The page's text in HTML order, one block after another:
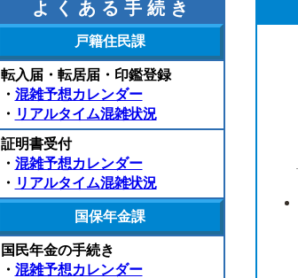
よ く あ る 手 続 き
戸籍住民課
転入届・転居届・印鑑登録
・ 混雑予想カレンダー
・ リアルタイム混雑状況
証明書受付
・ 混雑予想カレンダー
・ リアルタイム混雑状況
国保年金課
国民年金の手続き
・ 混雑予想カレンダー